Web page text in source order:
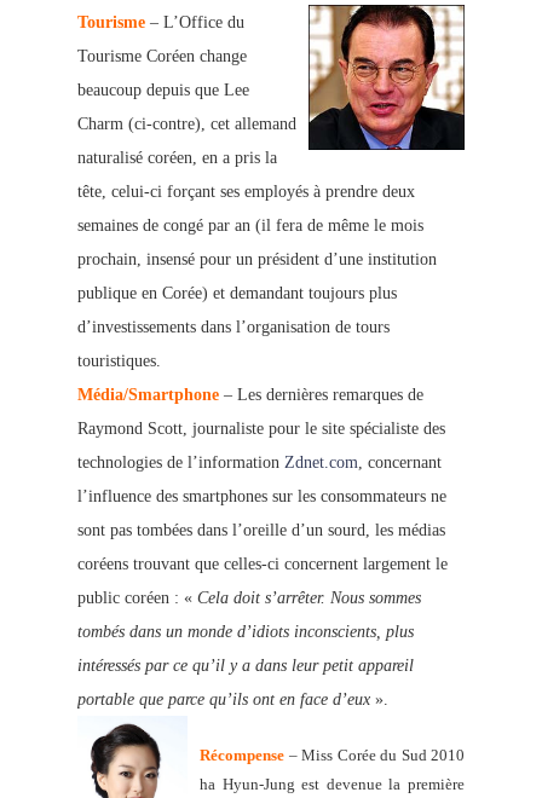
Tourisme – L’Office du
Tourisme Coréen change
beaucoup depuis que Lee
Charm (ci-contre), cet allemand
naturalisé coréen, en a pris la
tête, celui-ci forçant ses employés à prendre deux
semaines de congé par an (il fera de même le mois
prochain, insensé pour un président d’une institution
publique en Corée) et demandant toujours plus
d’investissements dans l’organisation de tours
touristiques.
Média/Smartphone – Les dernières remarques de
Raymond Scott, journaliste pour le site spécialiste des
technologies de l’information Zdnet.com, concernant
l’influence des smartphones sur les consommateurs ne
sont pas tombées dans l’oreille d’un sourd, les médias
coréens trouvant que celles-ci concernent largement le
public coréen : « Cela doit s’arrêter. Nous sommes
tombés dans un monde d’idiots inconscients, plus
intéressés par ce qu’il y a dans leur petit appareil
portable que parce qu’ils ont en face d’eux ».
Récompense – Miss Corée du Sud 2010
ha Hyun-Jung est devenue la première